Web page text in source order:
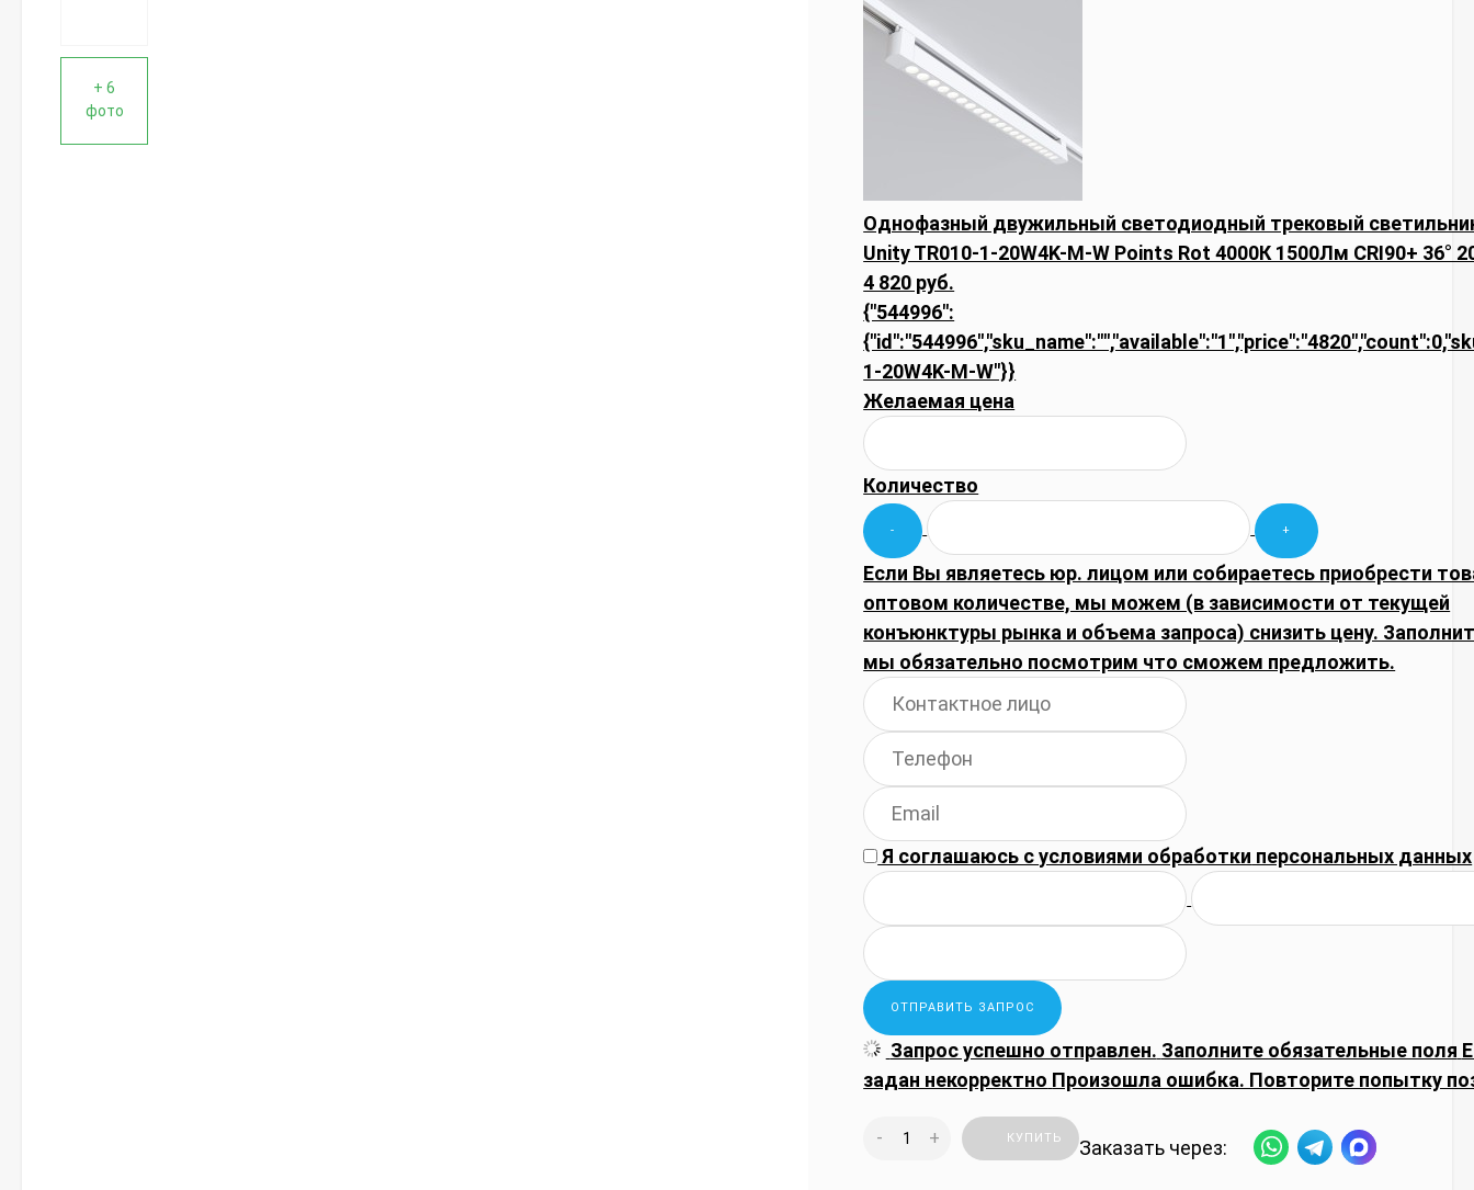
+ 6
фото
Однофазный двужильный светодиодный трековый
Unity TR010-1-20W4K-M-W Points Rot 4000К 1500Лм CRI90+ 36°
4 820 руб.
{"544996":
1-20W4K-M-W"}}
Желаемая цена
Количество
Если Вы являетесь юр. лицом или собираетесь приобрести
оптовом количестве, мы можем (в зависимости от текущей
конъюнктуры рынка и объема запроса) снизить цену.
мы обязательно посмотрим что сможем предложить.
Я соглашаюсь сусловиями обработки персональных данных
Запрос успешно отправлен. Заполните обязательные поля
задан некорректно Произошла ошибка. Повторите попытку
- + КУПИТЬ Заказать через: